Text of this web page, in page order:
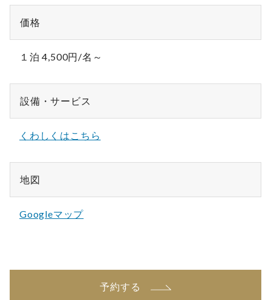
価格
１泊 4,500円/名～
設備・サービス
くわしくはこちら
地図
Googleマップ
予約する